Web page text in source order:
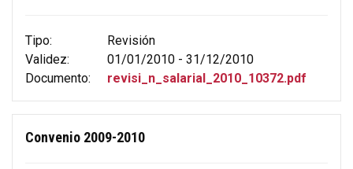
Tipo:
Revisión
Validez:
01/01/2010 - 31/12/2010
Documento:
revisi_n_salarial_2010_10372.pdf
Convenio 2009-2010